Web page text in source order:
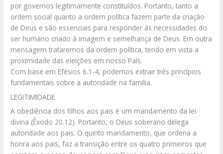
por governos legitimamente constituídos. Portanto, tanto a
ordem social quanto a ordem política fazem parte da criação
de Deus e são essenciais para responder às necessidades do
ser humano criado à imagem e semelhança de Deus. Em outra
mensagem trataremos da ordem política, tendo em vista a
proximidade das eleições em nosso País.
Com base em Efésios 6.1-4, podemos extrair três princípios
fundamentais sobre a autoridade na família.
LEGITIMIDADE
A obediência dos filhos aos pais é um mandamento da lei
divina (Êxodo 20.12). Portanto, o Deus soberano delega
autoridade aos pais. O quinto mandamento, que ordena a
honra aos pais, faz a transição entre os quatro primeiros que